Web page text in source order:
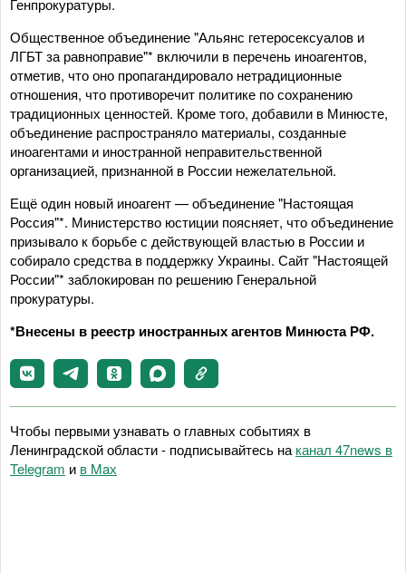
Генпрокуратуры.
Общественное объединение "Альянс гетеросексуалов и
ЛГБТ за равноправие"* включили в перечень иноагентов,
отметив, что оно пропагандировало нетрадиционные
отношения, что противоречит политике по сохранению
традиционных ценностей. Кроме того, добавили в Минюсте,
объединение распространяло материалы, созданные
иноагентами и иностранной неправительственной
организацией, признанной в России нежелательной.
Ещё один новый иноагент — объединение "Настоящая
Россия"*. Министерство юстиции поясняет, что объединение
призывало к борьбе с действующей властью в России и
собирало средства в поддержку Украины. Сайт "Настоящей
России"* заблокирован по решению Генеральной
прокуратуры.
*Внесены в реестр иностранных агентов Минюста РФ.
Чтобы первыми узнавать о главных событиях в
Ленинградской области - подписывайтесь на канал 47news в
Telegram и в Maх